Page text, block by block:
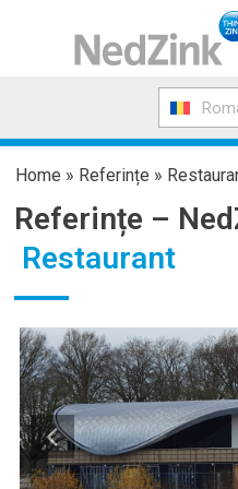
Home » Referințe »
Referințe –
Restaurant